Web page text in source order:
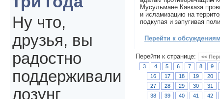
Мусульмане Кавказа
и исламизацию на
подкупая и запугивая
Перейти к
Перейти к странице:
<<
3
4 5 6 7 8
9
16
17 18 19
20
27
28 29 30
31
38
39 40 41
42
Ну что,
друзья, вы
радостно
поддерживали
лозунг